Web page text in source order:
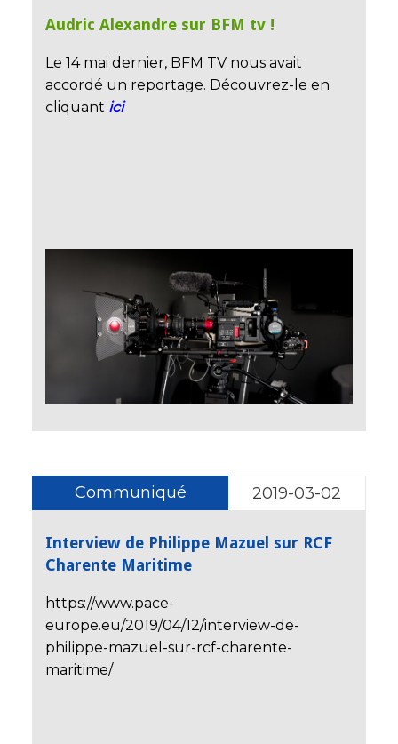
Audric Alexandre sur BFM tv !
Le 14 mai dernier, BFM TV nous avait
accordé un reportage. Découvrez-le en
cliquant ici
Communiqué 2019-03-02
Interview de Philippe Mazuel sur RCF
Charente Maritime
https://www.pace-
europe.eu/2019/04/12/interview-de-
philippe-mazuel-sur-rcf-charente-
maritime/